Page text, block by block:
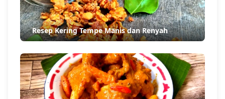
Resep Kering Tempe Manis dan Renyah